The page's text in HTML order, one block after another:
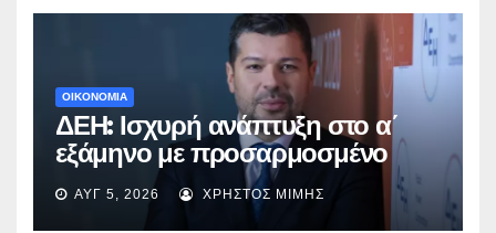
ΟΙΚΟΝΟΜΙΑ
ΔΕΗ: Ισχυρή ανάπτυξη στο α΄
εξάμηνο με προσαρμοσμένο
EBITDA στα €1,2 δισ.
ΑΥΓ 5, 2026 ΧΡΉΣΤΟΣ ΜΊΜΗΣ